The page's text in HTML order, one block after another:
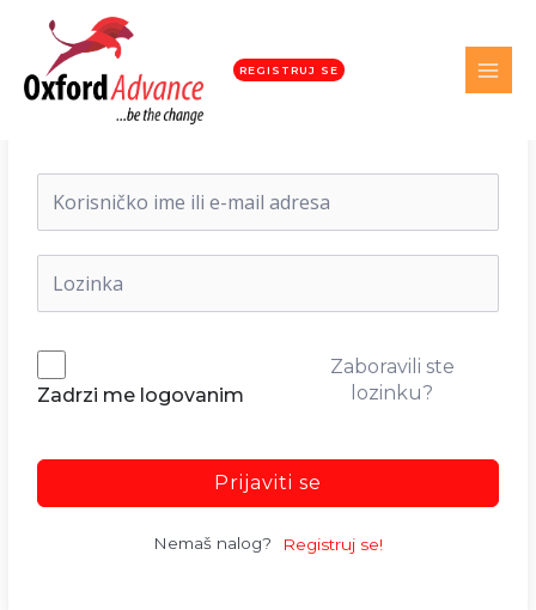
REGISTRUJ SE
Dobrodošli nazad!
Zadrzi me logovanim
Zaboravili ste
lozinku?
Prijaviti se
Nemaš nalog? Registruj se!